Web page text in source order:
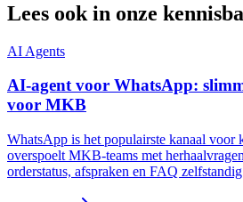
Lees ook in onze
AI Agents
AI-agent voor WhatsApp:
voor MKB
WhatsApp is het populairste kanaal voor
overspoelt MKB-teams met
orderstatus, afspraken en FAQ